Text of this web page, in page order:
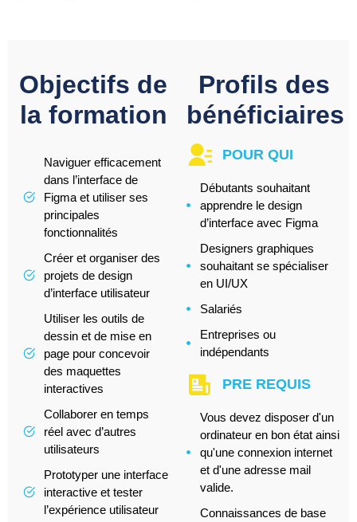
Objectifs de
la formation
Naviguer efficacement
dans l’interface de
Figma et utiliser ses
principales
fonctionnalités
Créer et organiser des
projets de design
d’interface utilisateur
Utiliser les outils de
dessin et de mise en
page pour concevoir
des maquettes
interactives
Collaborer en temps
réel avec d’autres
utilisateurs
Prototyper une interface
interactive et tester
l’expérience utilisateur
Profils des
bénéficiaires
POUR QUI
Débutants souhaitant
apprendre le design
d’interface avec Figma
Designers graphiques
souhaitant se spécialiser
en UI/UX
Salariés
Entreprises ou
indépendants
PRE REQUIS
Vous devez disposer d'un
ordinateur en bon état ainsi
qu'une connexion internet
et d'une adresse mail
valide.
Connaissances de base